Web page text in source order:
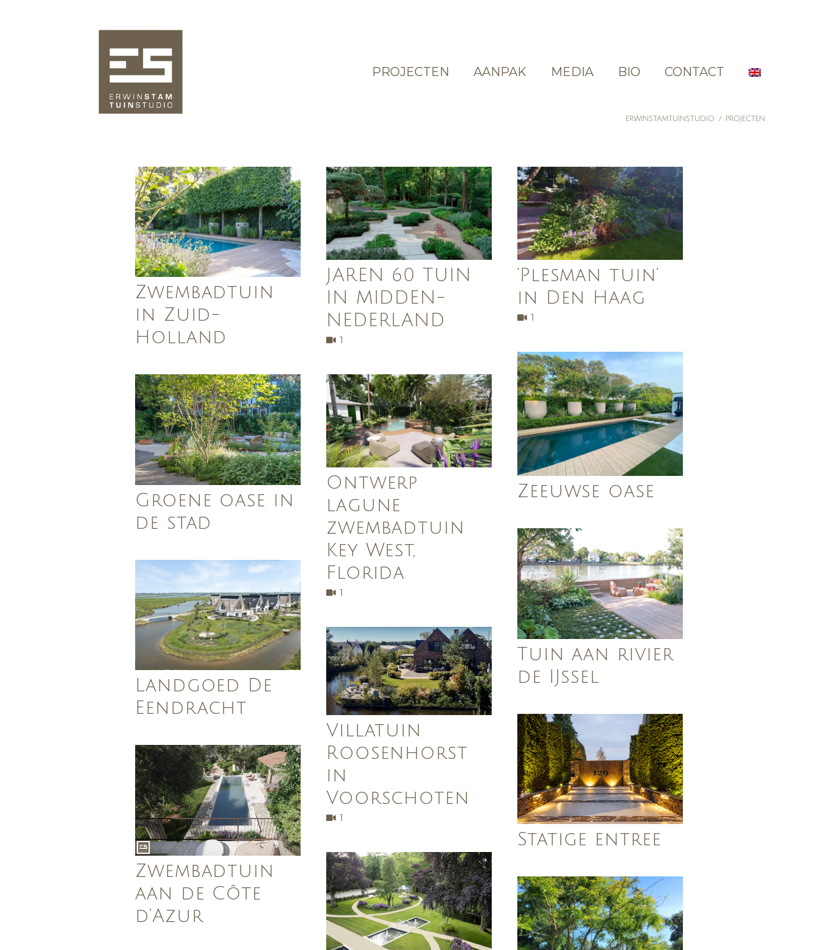
PROJECTEN AANPAK MEDIA BIO CONTACT
ERWINSTAMTUINSTUDIO / PROJECTEN
Zwembadtuin
in Zuid-
Holland
JAREN 60 TUIN
IN MIDDEN-
NEDERLAND
1
‘Plesman tuin’
in Den Haag
1
Zeeuwse oase
Ontwerp
lagune
zwembadtuin
Key West,
Florida
1
Groene oase in
de stad
Tuin aan rivier
de IJssel
Landgoed De
Eendracht
Villatuin
Roosenhorst
in
Voorschoten
1
Statige entree
Zwembadtuin
aan de Côte
d’Azur